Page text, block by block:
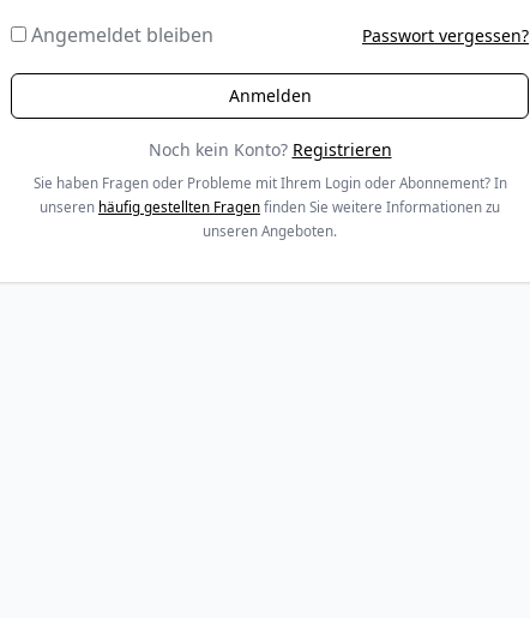
Angemeldet bleiben Passwort vergessen?
Noch kein Konto? Registrieren
Sie haben Fragen oder Probleme mit Ihrem Login oder Abonnement? In
unseren häufig gestellten Fragen finden Sie weitere Informationen zu
unseren Angeboten.